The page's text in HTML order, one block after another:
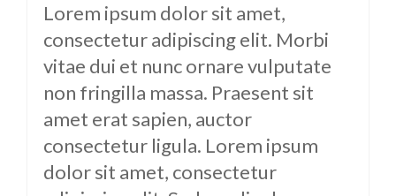
Lorem ipsum dolor sit amet,
consectetur adipiscing elit. Morbi
vitae dui et nunc ornare vulputate
non fringilla massa. Praesent sit
amet erat sapien, auctor
consectetur ligula. Lorem ipsum
dolor sit amet, consectetur